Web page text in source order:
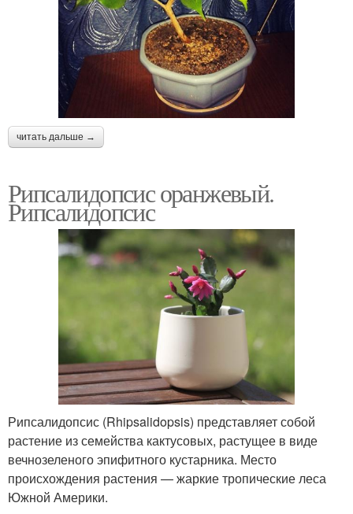
читать дальше →
Рипсалидопсис оранжевый.
Рипсалидопсис
Рипсалидопсис (Rhipsalidopsis) представляет собой
растение из семейства кактусовых, растущее в виде
вечнозеленого эпифитного кустарника. Место
происхождения растения — жаркие тропические леса
Южной Америки.